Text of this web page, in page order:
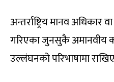
अन्तर्राष्ट्रिय मानव अधिकार
गरिएका जुनसुकै अमानवीय
उल्लंघनको परिभाषामा